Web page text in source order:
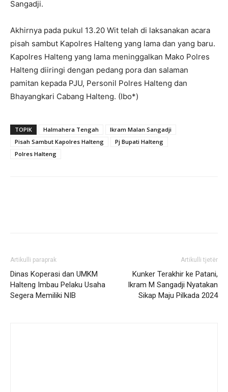
Sangadji.
Akhirnya pada pukul 13.20 Wit telah di laksanakan acara
pisah sambut Kapolres Halteng yang lama dan yang baru.
Kapolres Halteng yang lama meninggalkan Mako Polres
Halteng diiringi dengan pedang pora dan salaman
pamitan kepada PJU, Personil Polres Halteng dan
Bhayangkari Cabang Halteng. (Ibo*)
TOPIK Halmahera Tengah
Ikram Malan Sangadji
Pisah Sambut Kapolres Halteng
Pj Bupati Halteng
Polres Halteng
Artikulli paraprak
Dinas Koperasi dan UMKM
Halteng Imbau Pelaku Usaha
Segera Memiliki NIB
Artikulli tjetër
Kunker Terakhir ke Patani,
Ikram M Sangadji Nyatakan
Sikap Maju Pilkada 2024